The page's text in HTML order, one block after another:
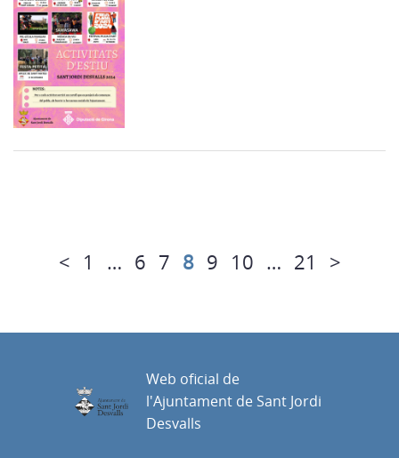
< 1 … 6 7 8 9 10 … 21 >
Web oficial de
l'Ajuntament de Sant Jordi
Desvalls